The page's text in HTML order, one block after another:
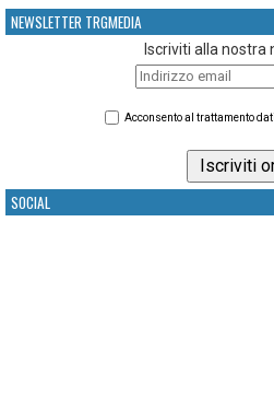
NEWSLETTER TRGMEDIA
Iscriviti alla nostra
Acconsento al trattamento
SOCIAL